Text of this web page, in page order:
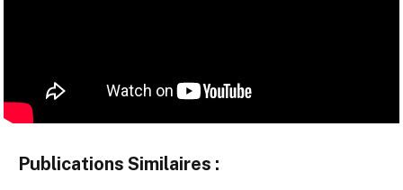
Publications Similaires :